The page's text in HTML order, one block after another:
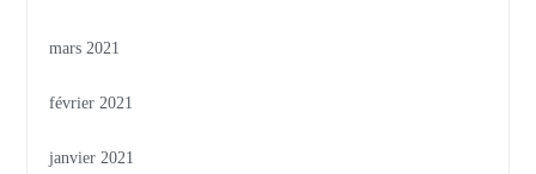
mars 2021
février 2021
janvier 2021